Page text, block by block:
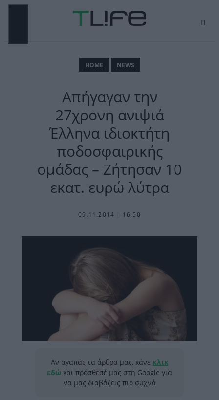
Μετάβαση
ΗΟΜΕ NEWS
Απήγαγαν την
27χρονη ανιψιά
Έλληνα ιδιοκτήτη
ποδοσφαιρικής
ομάδας – Ζήτησαν 10
εκατ. ευρώ λύτρα
09.11.2014 | 16:50
Αν αγαπάς τα άρθρα μας, κάνε κλικ
εδώ και πρόσθεσέ μας στη Google για
να μας διαβάζεις πιο συχνά